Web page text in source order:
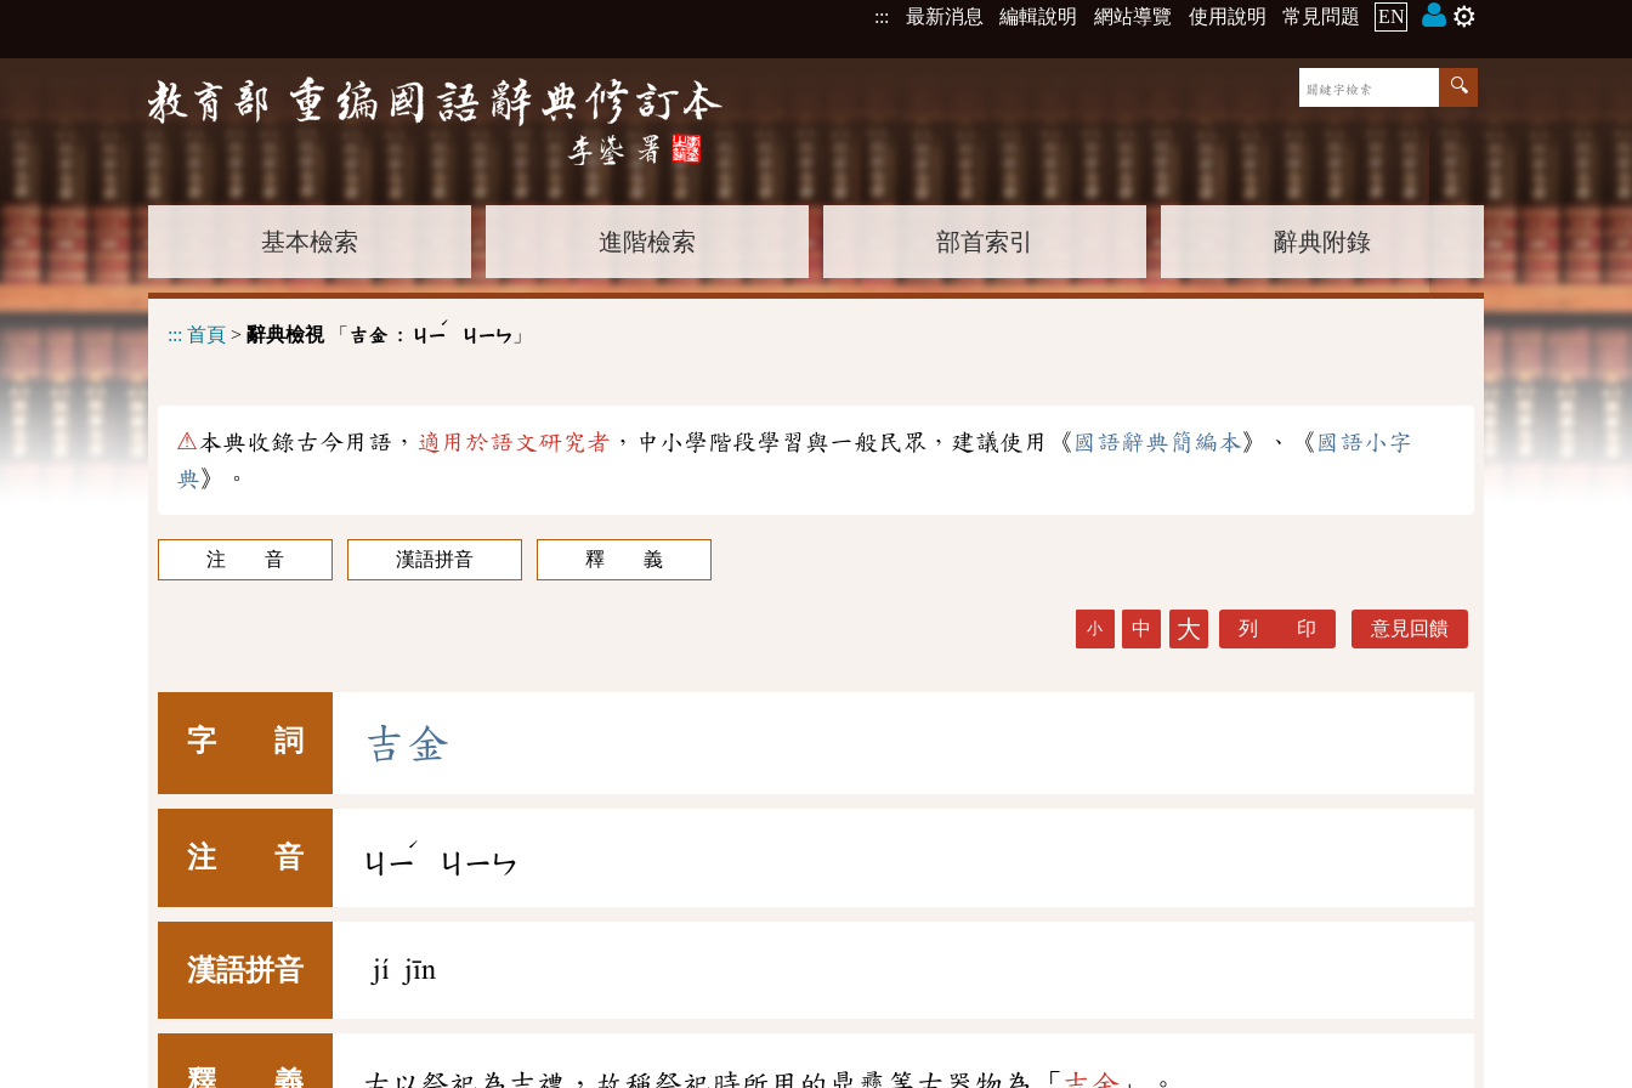
::: 最新消息 編輯說明 網站導覽 使用說明 常見問題 EN ⚙️
基本檢索 進階檢索 部首索引 辭典附錄
::: 首頁 > 辭典檢視「 吉金 : ㄐㄧ
ˊ
ㄐㄧㄣ 」
⚠本典收錄古今用語， 適用於語文研究者 ，中小學階段學習與一般民眾，建議使用《 國語辭典簡編本》、《 國語小字
典》。
注 音 漢語拼音 釋 義
小 中 大 列 印 意見回饋
字 詞 吉金
注 音 ㄐㄧ
ˊ
ㄐㄧㄣ
漢語拼音 jí jīn